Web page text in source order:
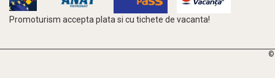
Promoturism accepta plata si cu tichete de vacanta!
©